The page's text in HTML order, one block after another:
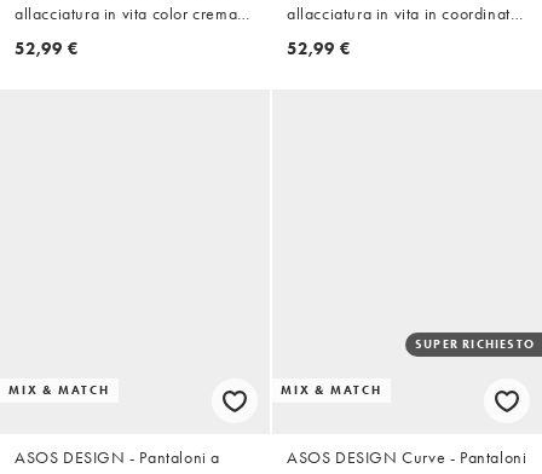
allacciatura in vita color crema
coordinato
52,99 €
allacciatura in vita in coordinato
color cioccolato
52,99 €
MIX & MATCH
ASOS DESIGN - Pantaloni a
MIX & MATCH
SUPER RICHIESTO
ASOS DESIGN Curve - Pantaloni